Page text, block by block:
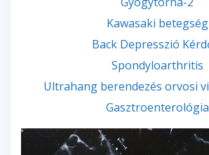
Kawasaki betegség
Back Depresszió
Spondyloarthritis
Ultrahang berendezés orvosi
Gasztroenterológia